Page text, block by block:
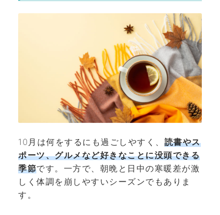
10月は何をするにも過ごしやすく、 読書やス
ポーツ、グルメなど好きなことに没頭できる
季節です。一方で、朝晩と日中の寒暖差が激
しく体調を崩しやすいシーズンでもありま
す。